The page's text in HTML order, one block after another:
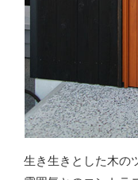
生き生きとした木の